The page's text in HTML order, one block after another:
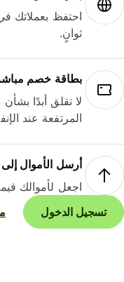
احتفظ بعملاتك في
ثوانٍ.
بطاقة خصم مباشر
لا تقلق أبدًا بشأن
المرتفعة عند
أرسل الأموال إلى
اجعل لأموالك
تسجيل الدخول